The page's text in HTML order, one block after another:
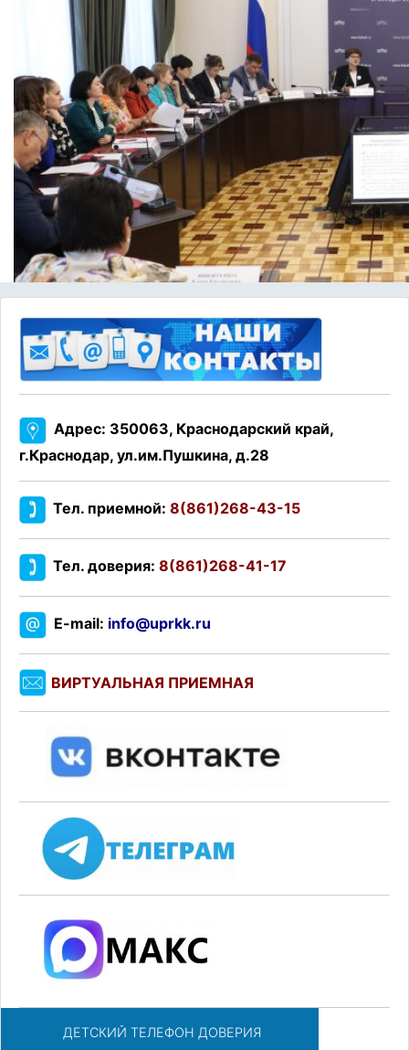
Адрес: 350063, Краснодарский край,
г.Краснодар, ул.им.Пушкина, д.28
Тел. приемной: 8(861)268-43-15
Тел. доверия: 8(861)268-41-17
E-mail: info@uprkk.ru
ВИРТУАЛЬНАЯ ПРИЕМНАЯ
ДЕТСКИЙ ТЕЛЕФОН ДОВЕРИЯ